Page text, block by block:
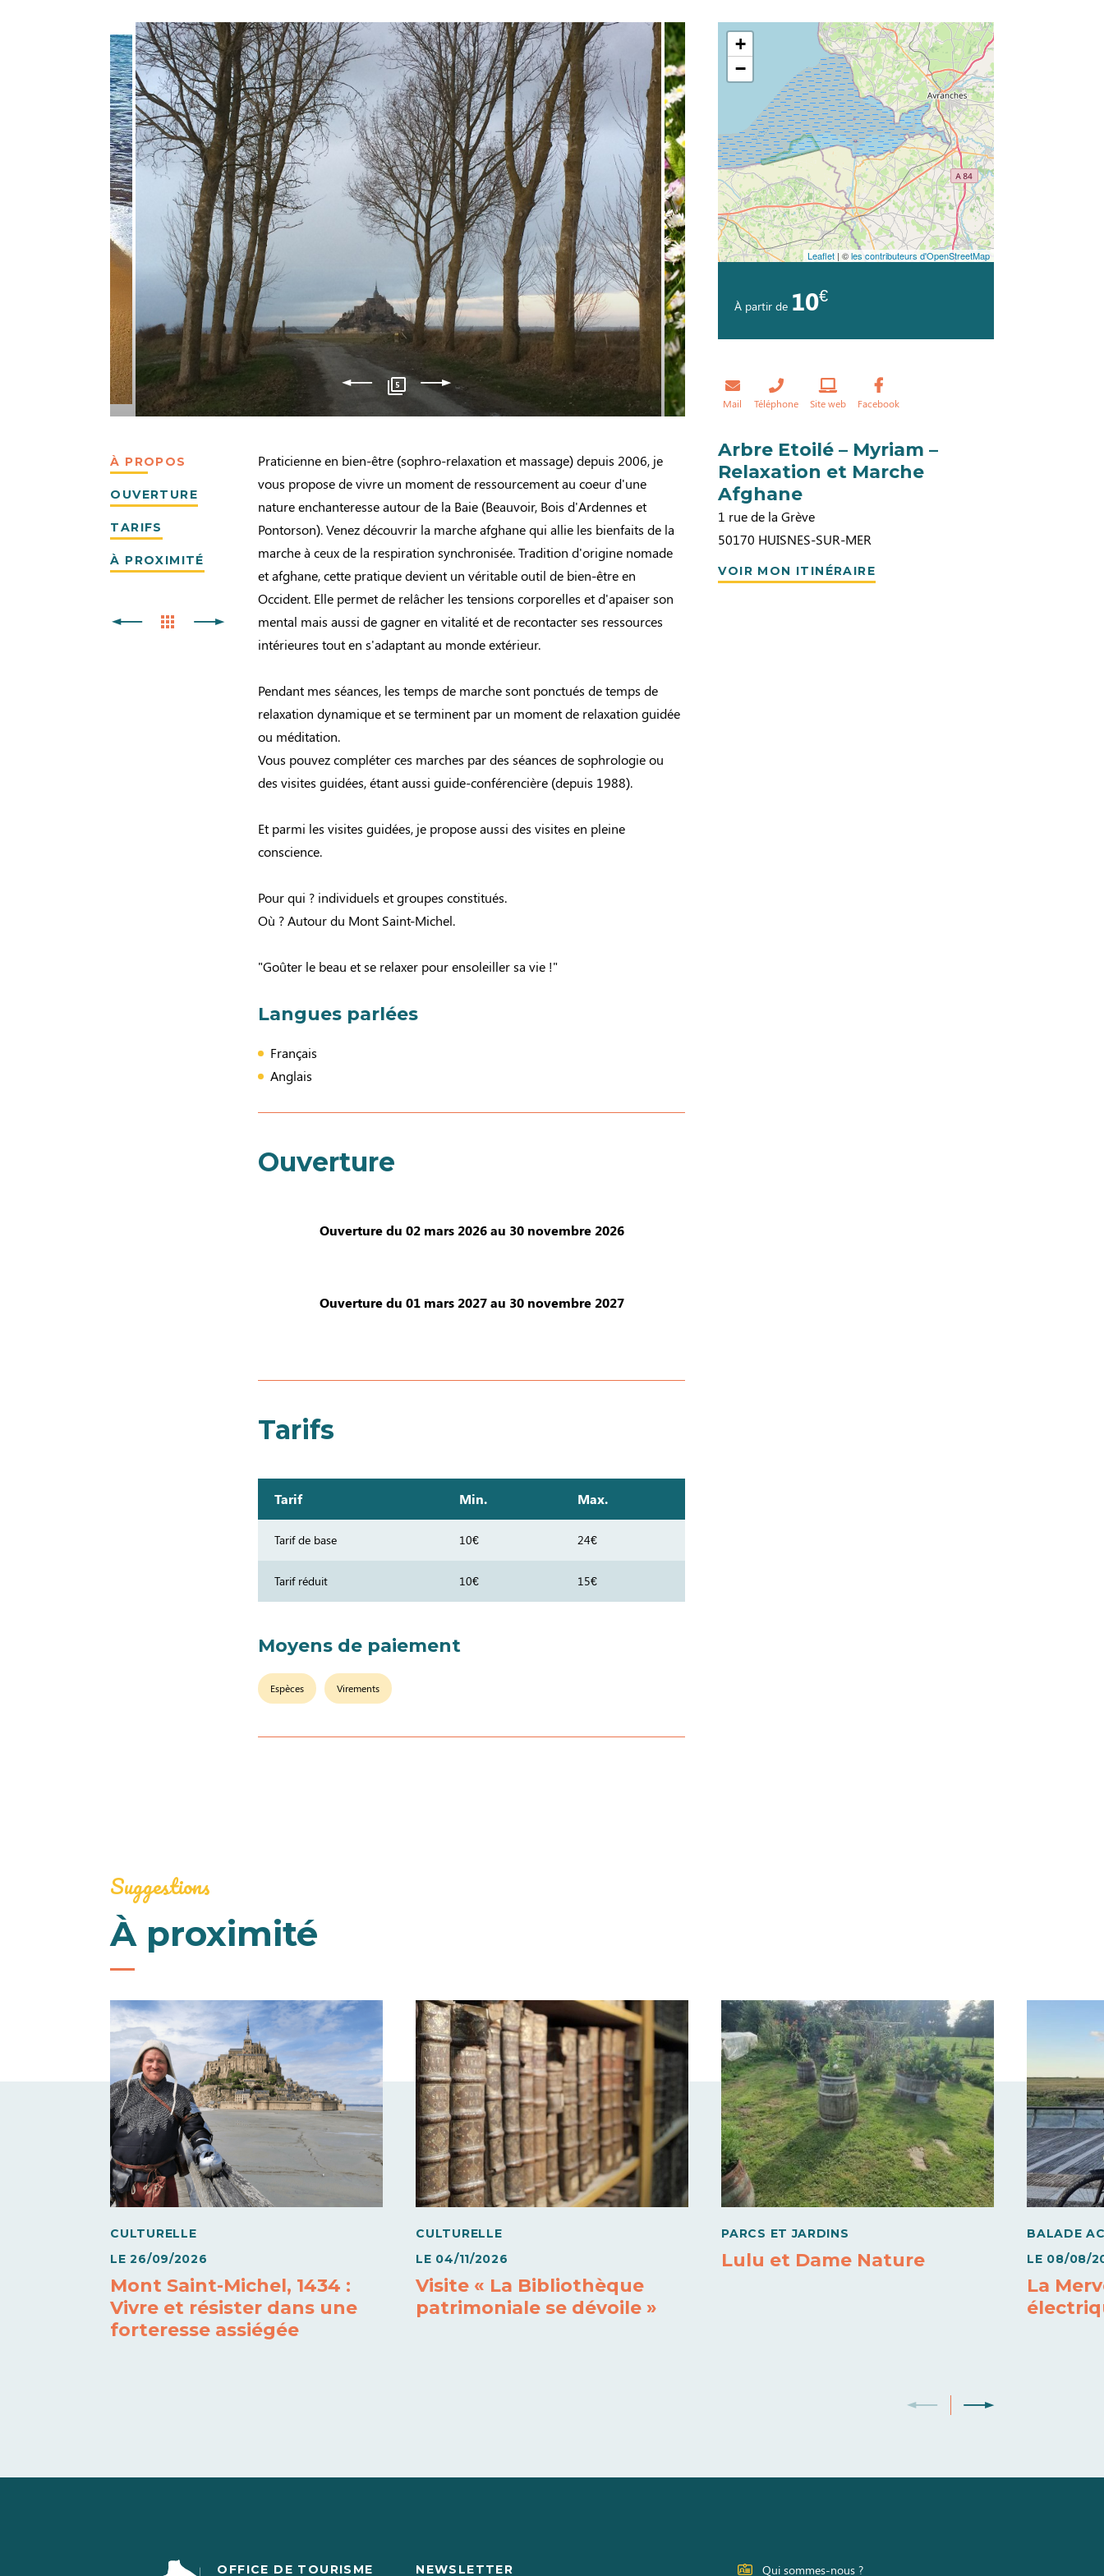
5
À PROPOS
OUVERTURE
TARIFS
À PROXIMITÉ
Praticienne en bien-être (sophro-relaxation et massage) depuis 2006, je
vous propose de vivre un moment de ressourcement au coeur d'une
nature enchanteresse autour de la Baie (Beauvoir, Bois d'Ardennes et
Pontorson). Venez découvrir la marche afghane qui allie les bienfaits de la
marche à ceux de la respiration synchronisée. Tradition d'origine nomade
et afghane, cette pratique devient un véritable outil de bien-être en
Occident. Elle permet de relâcher les tensions corporelles et d'apaiser son
mental mais aussi de gagner en vitalité et de recontacter ses ressources
intérieures tout en s'adaptant au monde extérieur.
Pendant mes séances, les temps de marche sont ponctués de temps de
relaxation dynamique et se terminent par un moment de relaxation guidée
ou méditation.
Vous pouvez compléter ces marches par des séances de sophrologie ou
des visites guidées, étant aussi guide-conférencière (depuis 1988).
Et parmi les visites guidées, je propose aussi des visites en pleine
conscience.
Pour qui ? individuels et groupes constitués.
Où ? Autour du Mont Saint-Michel.
"Goûter le beau et se relaxer pour ensoleiller sa vie !"
Langues parlées
Français
Anglais
Ouverture
Ouverture du 02 mars 2026 au 30 novembre 2026
Ouverture du 01 mars 2027 au 30 novembre 2027
Tarifs
Tarif Min. Max.
Tarif de base 10€ 24€
Tarif réduit 10€ 15€
Moyens de paiement
Espèces Virements
+
−
Leaflet| ©les contributeurs d'OpenStreetMap
À partir de 10€
Mail Téléphone Site web Facebook
Arbre Etoilé – Myriam –
Relaxation et Marche
Afghane
1 rue de la Grève
50170 HUISNES-SUR-MER
VOIR MON ITINÉRAIRE
Suggestions
À proximité
CULTURELLE
LE 26/09/2026
Mont Saint-Michel, 1434 :
Vivre et résister dans une
forteresse assiégée
CULTURELLE
LE 04/11/2026
Visite « La Bibliothèque
patrimoniale se dévoile »
PARCS ET JARDINS
Lulu et Dame Nature
BALADE
LE 08/08/
La
OFFICE DE TOURISME NEWSLETTER Qui sommes-nous ?